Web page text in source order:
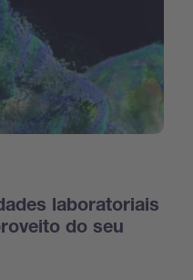
laboratoriais
do seu